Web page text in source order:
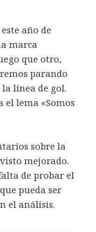
año de
marca
que otro,
parando
línea de gol.
el lema «Somos
sobre la
mejorado.
de probar el
pueda ser
el análisis.